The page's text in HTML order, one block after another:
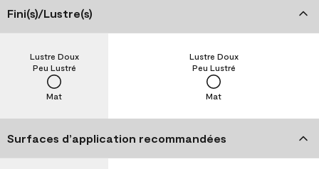
Fini(s)/Lustre(s)
Mat
Peu Lustré
Lustre Doux
Mat
Peu Lustré
Lustre Doux
Surfaces d’application recommandées